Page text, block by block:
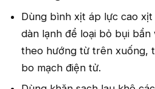
Dùng bình xịt áp lực cao
dàn lạnh để loại bỏ bụi bẩn
theo hướng từ trên xuống,
bo mạch điện tử.